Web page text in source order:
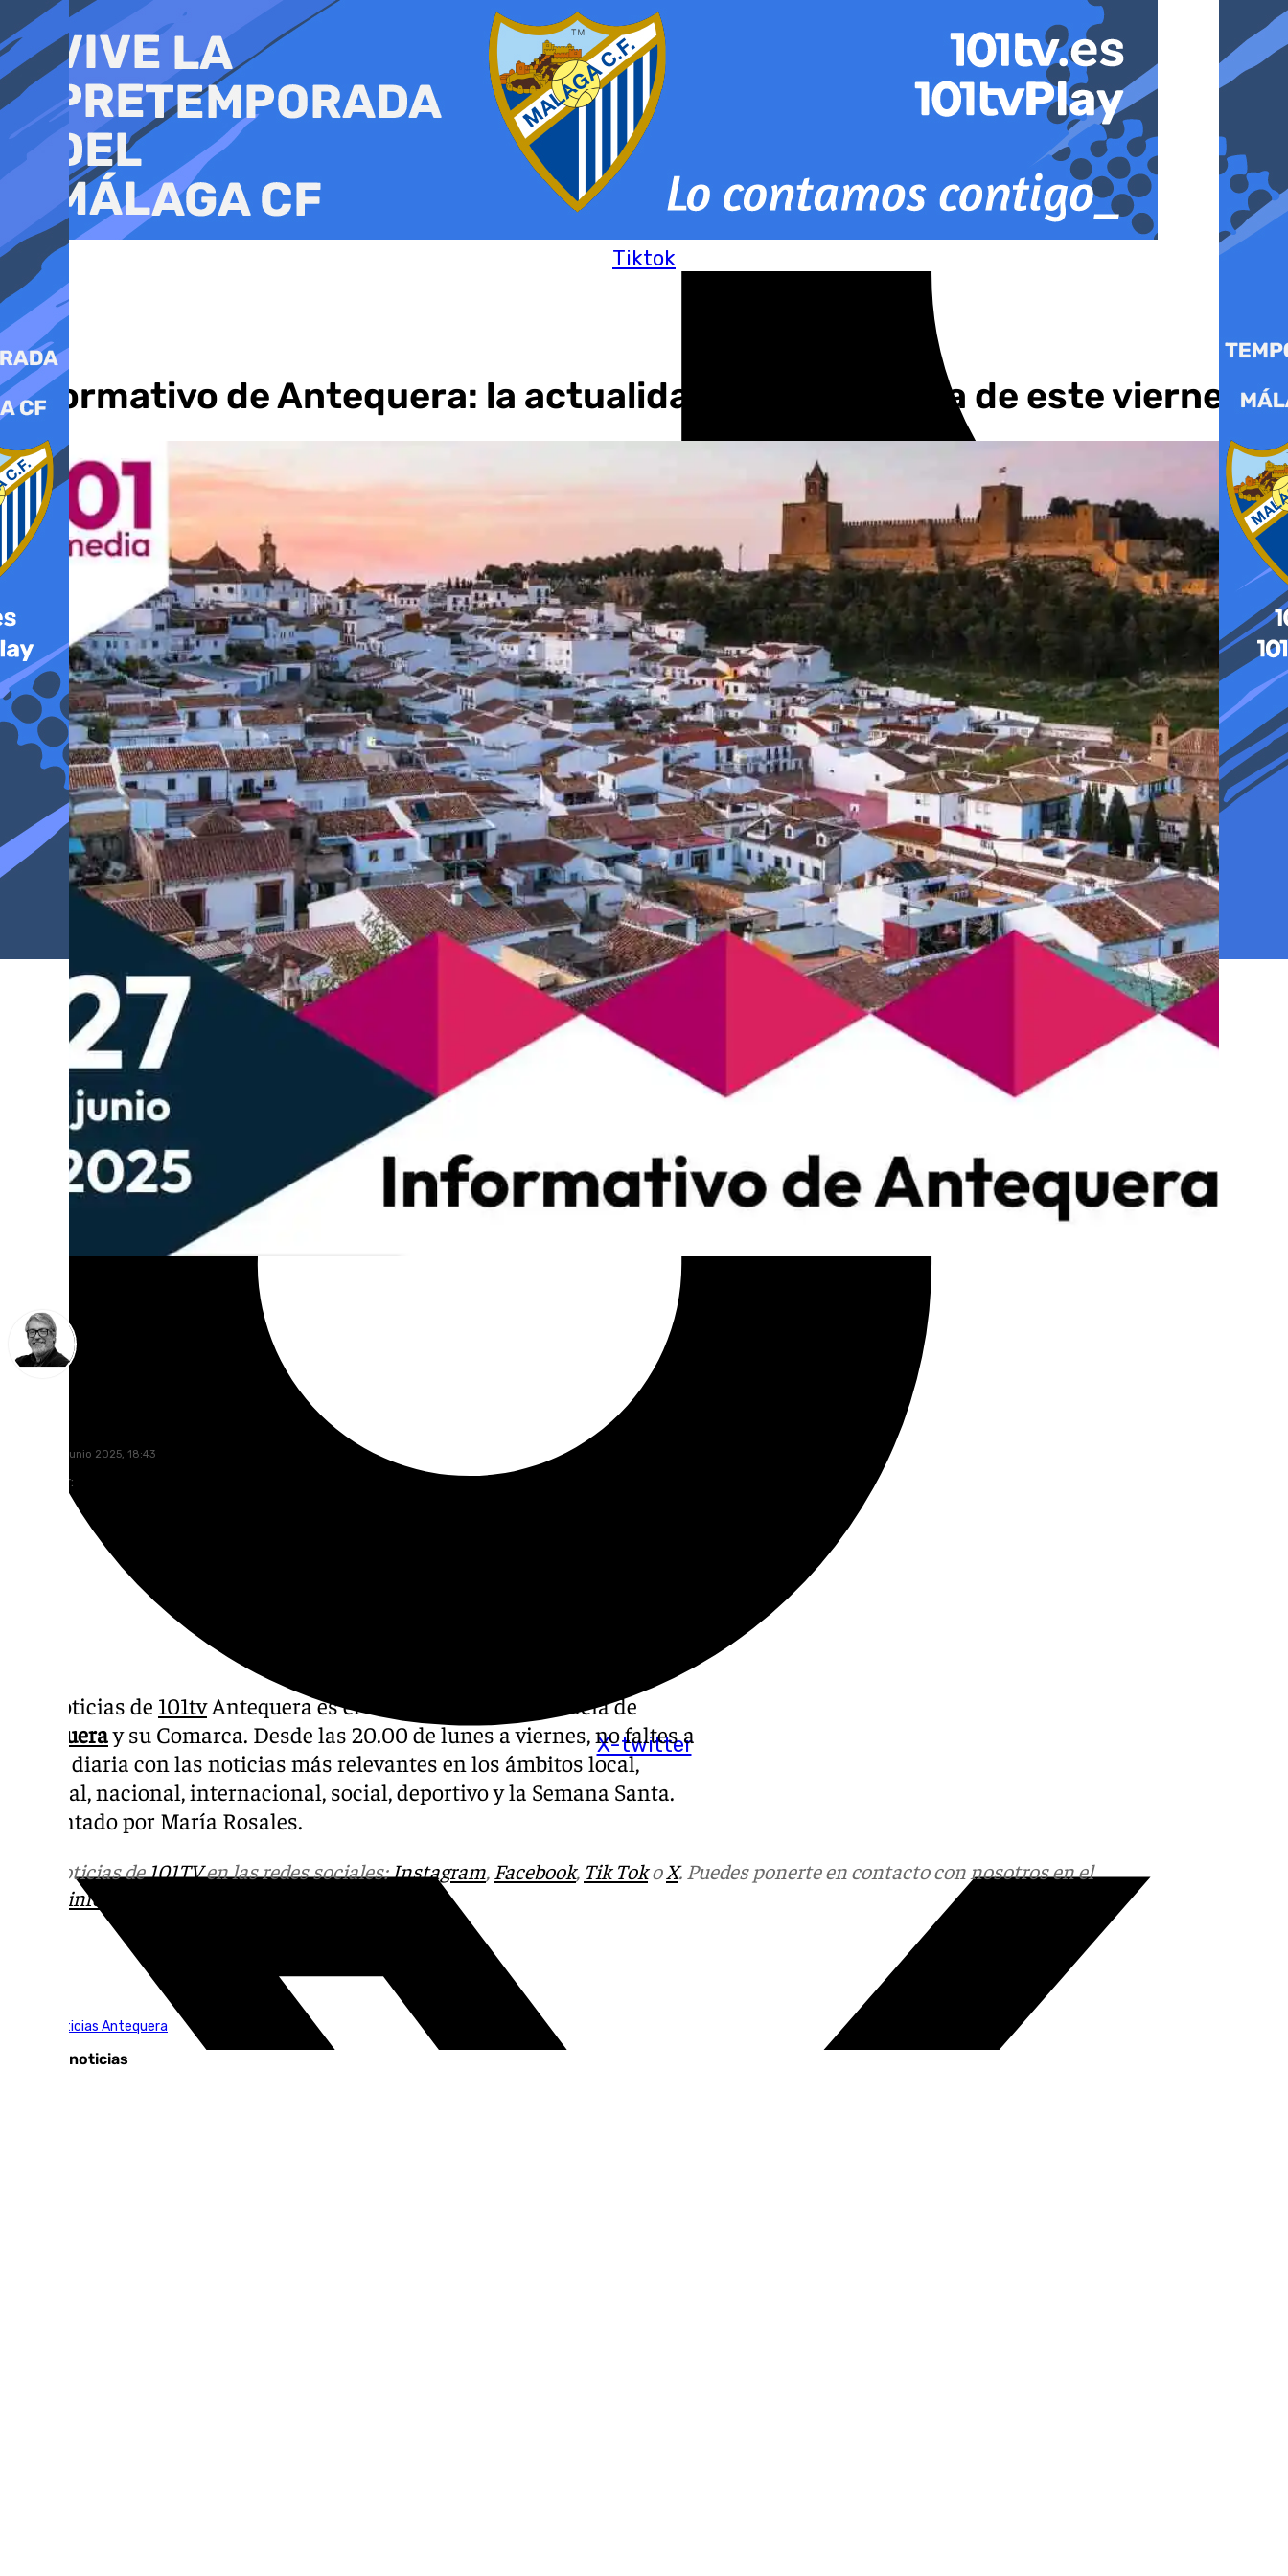
al
contenido
Tiktok
X-twitter
Informativo de Antequera: la actualidad de la comarca de este viernes
viernes, 27 junio 2025, 18:43
Compartir:
Las noticias de 101tvAntequera es el informativo de referencia de
Antequeray su Comarca. Desde las 20.00 de lunes a viernes, no faltes a
la cita diaria con las noticias más relevantes en los ámbitos local,
regional, nacional, internacional, social, deportivo y la Semana Santa.
Presentado por María Rosales.
Más noticias de101TVen las redes sociales:Instagram, Facebook, Tik TokoX. Puedes ponerte en contacto con nosotros en el
informativos@101tv.es
101TV Noticias Antequera
Últimas noticias